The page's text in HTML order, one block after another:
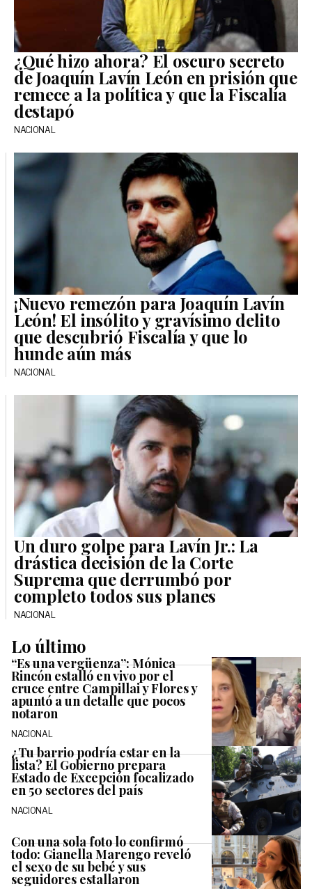
¿Qué hizo ahora? El oscuro secreto
de Joaquín Lavín León en prisión que
remece a la política y que la Fiscalía
destapó
NACIONAL
¡Nuevo remezón para Joaquín Lavín
León! El insólito y gravísimo delito
que descubrió Fiscalía y que lo
hunde aún más
NACIONAL
Un duro golpe para Lavín Jr.: La
drástica decisión de la Corte
Suprema que derrumbó por
completo todos sus planes
NACIONAL
Lo último
“Es una vergüenza”: Mónica
Rincón estalló en vivo por el
cruce entre Campillai y Flores y
apuntó a un detalle que pocos
notaron
NACIONAL
¿Tu barrio podría estar en la
lista? El Gobierno prepara
Estado de Excepción focalizado
en 50 sectores del país
NACIONAL
Con una sola foto lo confirmó
todo: Gianella Marengo reveló
el sexo de su bebé y sus
seguidores estallaron